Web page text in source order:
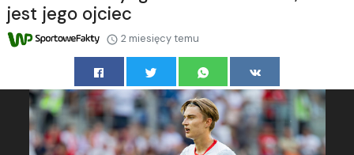
jest jego ojciec
2 miesięcy temu